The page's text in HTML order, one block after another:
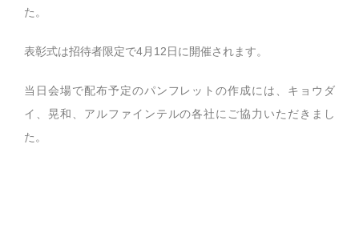
た。
表彰式は招待者限定で4月12日に開催されます。
当日会場で配布予定のパンフレットの作成には、キョウダ
イ、晃和、アルファインテルの各社にご協力いただきまし
た。